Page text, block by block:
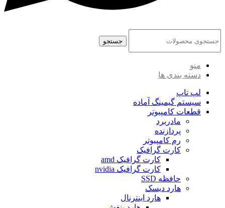
جستجو
منو
دسته بندی ها
لپ تاپ
سیستم گیمینگ آماده
قطعات کامپیوتر
مادربرد
پردازنده
رم کامپیوتر
کارت گرافیک
کارت گرافیک amd
کارت گرافیک nvidia
حافظه SSD
هارد دیسک
هارد اینترنال